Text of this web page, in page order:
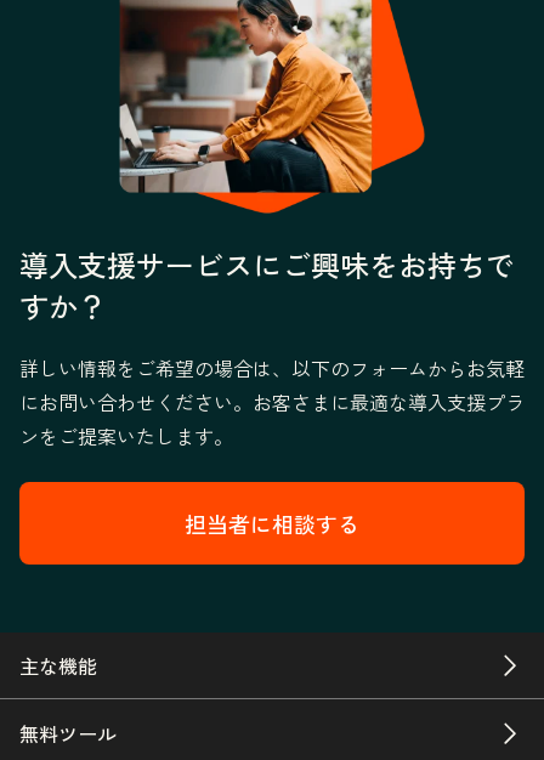
導入支援サービスにご興味をお持ちで
すか？
詳しい情報をご希望の場合は、以下のフォームからお気軽
にお問い合わせください。お客さまに最適な導入支援プラ
ンをご提案いたします。
担当者に相談する
主な機能
無料ツール